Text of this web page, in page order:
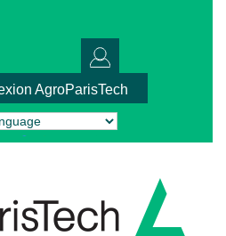
AgroParisTech
Translate